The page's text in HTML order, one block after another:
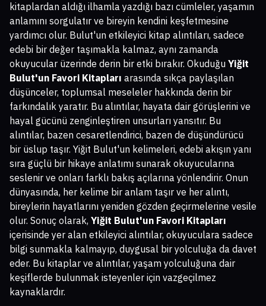
kitaplardan aldığı ilhamla yazdığı bazı cümleler, yaşamın
anlamını sorgulatır ve bireyin kendini keşfetmesine
yardımcı olur. Bulut'un etkileyici kitap alıntıları, sadece
edebi bir değer taşımakla kalmaz, aynı zamanda
okuyucular üzerinde derin bir etki bırakır. Okuduğu Yiğit
Bulut'un Favori Kitapları arasında sıkça paylaşılan
düşünceler, toplumsal meseleler hakkında derin bir
farkındalık yaratır. Bu alıntılar, hayata dair görüşlerini ve
hayal gücünü zenginleştiren unsurları yansıtır. Bu
alıntılar, bazen cesaretlendirici, bazen de düşündürücü
bir üslup taşır. Yiğit Bulut'un kelimeleri, edebi akışın yanı
sıra güçlü bir hikaye anlatımı sunarak okuyucularına
seslenir ve onları farklı bakış açılarına yönlendirir. Onun
dünyasında, her kelime bir anlam taşır ve her alıntı,
bireylerin hayatlarını yeniden gözden geçirmelerine vesile
olur. Sonuç olarak, Yiğit Bulut'un Favori Kitapları
içerisinde yer alan etkileyici alıntılar, okuyuculara sadece
bilgi sunmakla kalmayıp, duygusal bir yolculuğa da davet
eder. Bu kitaplar ve alıntılar, yaşam yolculuğuna dair
keşiflerde bulunmak isteyenler için vazgeçilmez
kaynaklardır.